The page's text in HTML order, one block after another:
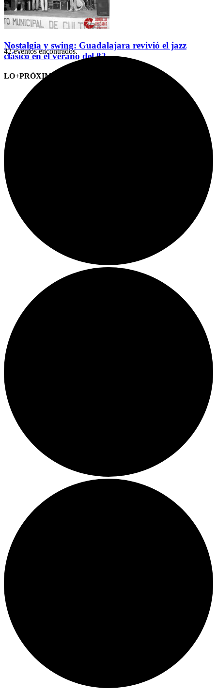
Nostalgia y swing: Guadalajara revivió el jazz
clásico en el verano del 82
LO+PRÓXIMO (CITAS)
42 eventos encontrados.